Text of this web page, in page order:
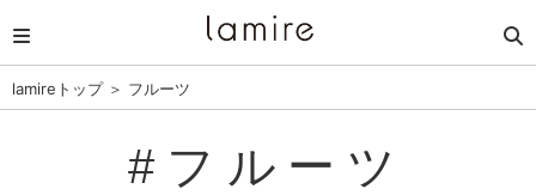
lamireトップ＞ フルーツ
#フルーツ